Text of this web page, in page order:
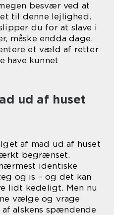
besvær ved at
til denne lejlighed.
du for at slave i
måske endda dage.
et væld af retter
have kunnet
ud af huset
af mad ud af huset
begrænset.
identiske
og is – og det kan
lidt kedeligt. Men nu
vælge og vrage
alskens spændende